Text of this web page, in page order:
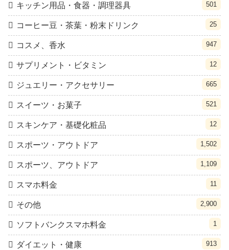
キッチン用品・食器・調理器具 501
コーヒー豆・茶葉・粉末ドリンク 25
コスメ、香水 947
サプリメント・ビタミン 12
ジュエリー・アクセサリー 665
スイーツ・お菓子 521
スキンケア・基礎化粧品 12
スポーツ・アウトドア 1,502
スポーツ、アウトドア 1,109
スマホ料金 11
その他 2,900
ソフトバンクスマホ料金 1
ダイエット・健康 913